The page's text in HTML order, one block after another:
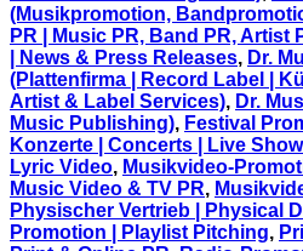
(Musikpromotion,
PR | Music PR, Band PR, Artist
| News & Press Releases, Dr.
(Plattenfirma | Record Label |
Artist & Label Services), Dr.
Music Publishing), Festival
Konzerte | Concerts | Live
Lyric Video, Musikvideo-
Music Video & TV PR,
Physischer Vertrieb | Physical
Promotion | Playlist Pitching,